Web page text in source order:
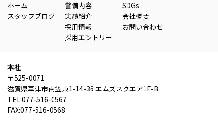
ホーム
スタッフブログ
警備内容
実績紹介
採用情報
採用エントリー
SDGs
会社概要
お問い合わせ
本社
〒525-0071
滋賀県草津市南笠東1-14-36 エムズスクエア1F-B
TEL:077-516-0567
FAX:077-516-0568